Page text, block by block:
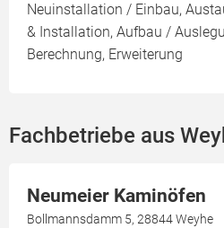
Neuinstallation / Einbau,
& Installation, Aufbau /
Berechnung, Erweiterung
Fachbetriebe aus
Neumeier Kaminöfen
Bollmannsdamm 5, 28844 Weyhe